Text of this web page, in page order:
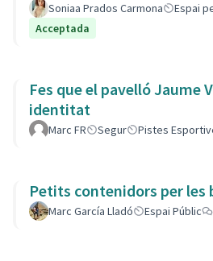
Soniaa Prados Carmona Espai
Acceptada
Fes que el pavelló Jaume
identitat
Marc FR Segur Pistes
Petits contenidors per les
Marc García Lladó Espai Públic